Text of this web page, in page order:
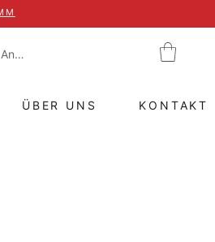
Anmelden
ÜBER UNS KONTAKT